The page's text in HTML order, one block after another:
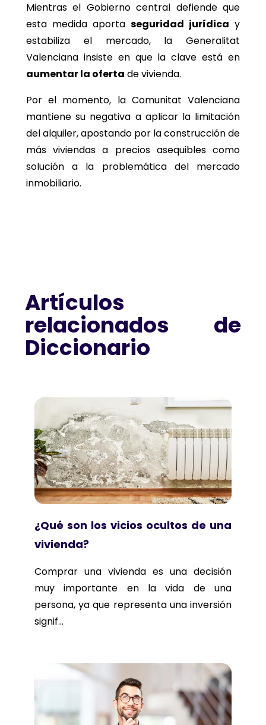
Mientras el Gobierno central defiende que
esta medida aporta seguridad jurídica y
estabiliza el mercado, la Generalitat
Valenciana insiste en que la clave está en
aumentar la oferta de vivienda.
Por el momento, la Comunitat Valenciana
mantiene su negativa a aplicar la limitación
del alquiler, apostando por la construcción de
más viviendas a precios asequibles como
solución a la problemática del mercado
inmobiliario.
Artículos
relacionados de
Diccionario
¿Qué son los vicios ocultos de una
vivienda?
Comprar una vivienda es una decisión
muy importante en la vida de una
persona, ya que representa una inversión
signif...